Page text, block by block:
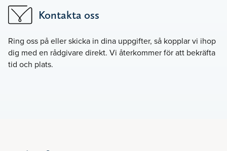
Kontakta oss
Ring oss påeller skicka in dina uppgifter, så kopplar vi ihop
dig med en rådgivare direkt. Vi återkommer för att bekräfta
tid och plats.